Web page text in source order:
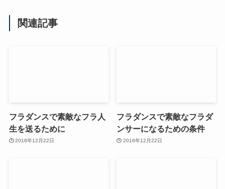
関連記事
フラダンスで素敵なフラ人
生を送るために
2016年12月22日
フラダンスで素敵なフラダ
ンサーになるための条件
2016年12月22日